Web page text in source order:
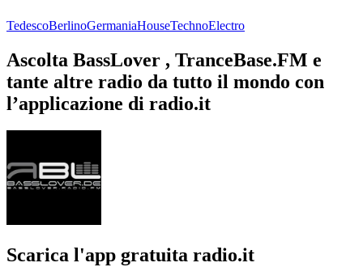
TedescoBerlinoGermaniaHouseTechnoElectro
Ascolta BassLover , TranceBase.FM e
tante altre radio da tutto il mondo con
l’applicazione di radio.it
Scarica l'app gratuita radio.it